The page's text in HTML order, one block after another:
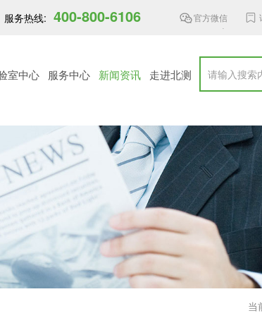
率免许可频段... 越南MST发布6 GHz频段无线接入设...
服务热线: 400-800-6106 官方微信
室中心 服务中心 新闻资讯 走进北测
当